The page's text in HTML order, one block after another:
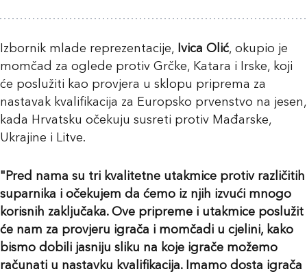
Izbornik mlade reprezentacije, Ivica Olić, okupio je
momčad za oglede protiv Grčke, Katara i Irske, koji
će poslužiti kao provjera u sklopu priprema za
nastavak kvalifikacija za Europsko prvenstvo na jesen,
kada Hrvatsku očekuju susreti protiv Mađarske,
Ukrajine i Litve.
"Pred nama su tri kvalitetne utakmice protiv različitih
suparnika i očekujem da ćemo iz njih izvući mnogo
korisnih zaključaka. Ove pripreme i utakmice poslužit
će nam za provjeru igrača i momčadi u cjelini, kako
bismo dobili jasniju sliku na koje igrače možemo
računati u nastavku kvalifikacija. Imamo dosta igrača